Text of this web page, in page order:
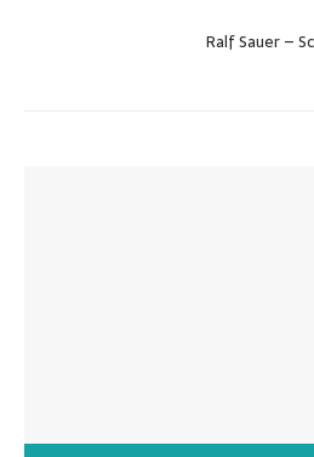
Ralf Sauer –